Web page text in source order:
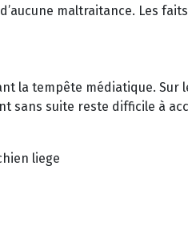
maltraitance. Les
la tempête médiatique.
sans suite reste difficile à